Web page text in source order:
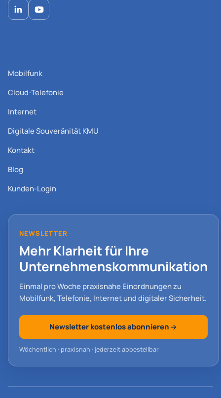
Mobilfunk
Cloud-Telefonie
Internet
Digitale Souveränität KMU
Kontakt
Blog
Kunden-Login
NEWSLETTER
Mehr Klarheit für Ihre
Unternehmenskommunikation
Einmal pro Woche praxisnahe Einordnungen zu
Mobilfunk, Telefonie, Internet und digitaler Sicherheit.
Newsletter kostenlos abonnieren
Wöchentlich · praxisnah · jederzeit abbestellbar